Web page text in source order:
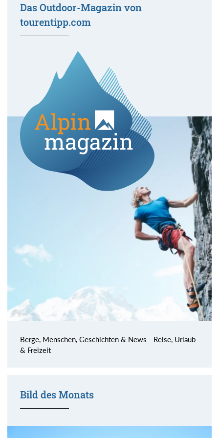
Das Outdoor-Magazin von
tourentipp.com
Berge, Menschen, Geschichten & News - Reise, Urlaub
& Freizeit
Bild des Monats